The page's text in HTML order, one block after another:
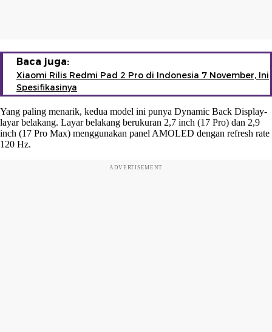
Baca juga:
Xiaomi Rilis Redmi Pad 2 Pro di Indonesia 7 November, Ini
Spesifikasinya
Yang paling menarik, kedua model ini punya Dynamic Back Display-
layar belakang. Layar belakang berukuran 2,7 inch (17 Pro) dan 2,9
inch (17 Pro Max) menggunakan panel AMOLED dengan refresh rate
120 Hz.
ADVERTISEMENT